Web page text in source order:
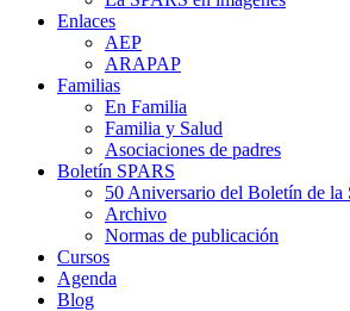
Enlaces
AEP
ARAPAP
Familias
En Familia
Familia y Salud
Asociaciones de padres
Boletín SPARS
50 Aniversario del Boletín de la
Archivo
Normas de publicación
Cursos
Agenda
Blog